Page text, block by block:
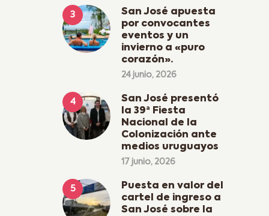
San José apuesta
por convocantes
eventos y un
invierno a «puro
corazón».
24 junio, 2026
San José presentó
la 39ª Fiesta
Nacional de la
Colonización ante
medios uruguayos
17 junio, 2026
Puesta en valor del
cartel de ingreso a
San José sobre la